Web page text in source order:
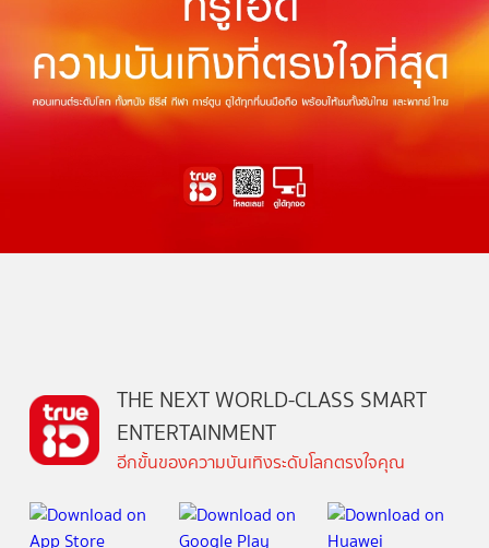
THE NEXT WORLD-CLASS SMART
ENTERTAINMENT
อีกขั้นของความบันเทิงระดับโลกตรงใจคุณ